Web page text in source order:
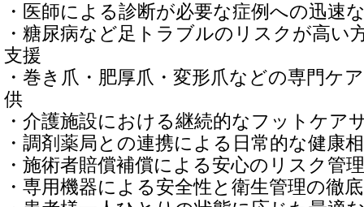
・医師による診断が必要な症例への迅速
・糖尿病など足トラブルのリスクが高い
支援
・巻き爪・肥厚爪・変形爪などの専門ケ
供
・介護施設における継続的なフットケア
・調剤薬局との連携による日常的な健康
・施術者賠償補償による安心のリスク管
・専用機器による安全性と衛生管理の徹底